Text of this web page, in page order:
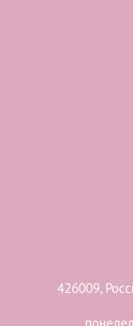
426009,